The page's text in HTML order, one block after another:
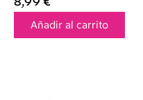
Añadir al carrito